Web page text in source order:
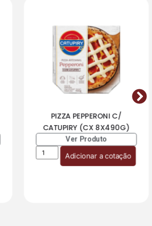
PIZZA PEPPERONI C/
CATUPIRY (CX 8X490G)
Ver Produto
Adicionar a cotação